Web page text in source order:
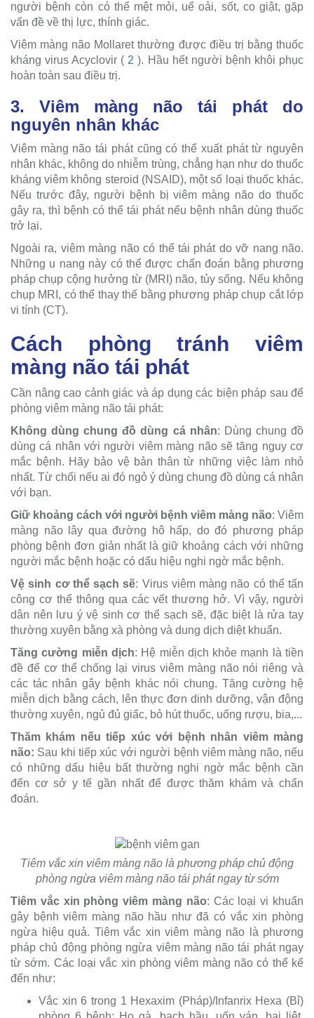
người bệnh còn có thể mệt mỏi, uể oải, sốt, co giật, gặp
vấn đề về thị lực, thính giác.
Viêm màng não Mollaret thường được điều trị bằng thuốc
kháng virus Acyclovir ( 2 ). Hầu hết người bệnh khôi phục
hoàn toàn sau điều trị.
3. Viêm màng não tái phát do
nguyên nhân khác
Viêm màng não tái phát cũng có thể xuất phát từ nguyên
nhân khác, không do nhiễm trùng, chẳng hạn như do thuốc
kháng viêm không steroid (NSAID), một số loại thuốc khác.
Nếu trước đây, người bệnh bị viêm màng não do thuốc
gây ra, thì bệnh có thể tái phát nếu bệnh nhân dùng thuốc
trở lại.
Ngoài ra, viêm màng não có thể tái phát do vỡ nang não.
Những u nang này có thể được chẩn đoán bằng phương
pháp chụp cộng hưởng từ (MRI) não, tủy sống. Nếu không
chụp MRI, có thể thay thế bằng phương pháp chụp cắt lớp
vi tính (CT).
Cách phòng tránh viêm
màng não tái phát
Cần nâng cao cảnh giác và áp dụng các biện pháp sau để
phòng viêm màng não tái phát:
Không dùng chung đồ dùng cá nhân: Dùng chung đồ
dùng cá nhân với người viêm màng não sẽ tăng nguy cơ
mắc bệnh. Hãy bảo vệ bản thân từ những việc làm nhỏ
nhất. Từ chối nếu ai đó ngỏ ý dùng chung đồ dùng cá nhân
với bạn.
Giữ khoảng cách với người bệnh viêm màng não: Viêm
màng não lây qua đường hô hấp, do đó phương pháp
phòng bệnh đơn giản nhất là giữ khoảng cách với những
người mắc bệnh hoặc có dấu hiệu nghi ngờ mắc bệnh.
Vệ sinh cơ thể sạch sẽ: Virus viêm màng não có thể tấn
công cơ thể thông qua các vết thương hở. Vì vậy, người
dân nên lưu ý vệ sinh cơ thể sạch sẽ, đặc biệt là rửa tay
thường xuyên bằng xà phòng và dung dịch diệt khuẩn.
Tăng cường miễn dịch: Hệ miễn dịch khỏe mạnh là tiền
đề để cơ thể chống lại virus viêm màng não nói riêng và
các tác nhân gây bệnh khác nói chung. Tăng cường hệ
miễn dịch bằng cách, lên thực đơn dinh dưỡng, vận động
thường xuyên, ngủ đủ giấc, bỏ hút thuốc, uống rượu, bia,...
Thăm khám nếu tiếp xúc với bệnh nhân viêm màng
não: Sau khi tiếp xúc với người bệnh viêm màng não, nếu
có những dấu hiệu bất thường nghi ngờ mắc bệnh cần
đến cơ sở y tế gần nhất để được thăm khám và chẩn
đoán.
Tiêm vắc xin viêm màng não là phương pháp chủ động
phòng ngừa viêm màng não tái phát ngay từ sớm
Tiêm vắc xin phòng viêm màng não: Các loại vi khuẩn
gây bệnh viêm màng não hầu như đã có vắc xin phòng
ngừa hiệu quả. Tiêm vắc xin viêm màng não là phương
pháp chủ động phòng ngừa viêm màng não tái phát ngay
từ sớm. Các loại vắc xin phòng viêm màng não có thể kể
đến như:
Vắc xin 6 trong 1 Hexaxim (Pháp)/Infanrix Hexa (Bỉ)